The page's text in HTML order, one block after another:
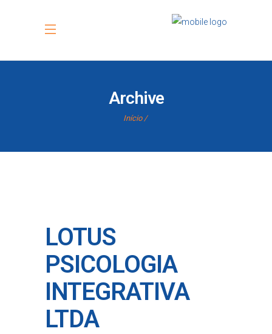
Archive
Início
LOTUS
PSICOLOGIA
INTEGRATIVA
LTDA